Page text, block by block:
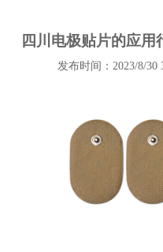
四川电极贴片的应用
发布时间：2023/8/30